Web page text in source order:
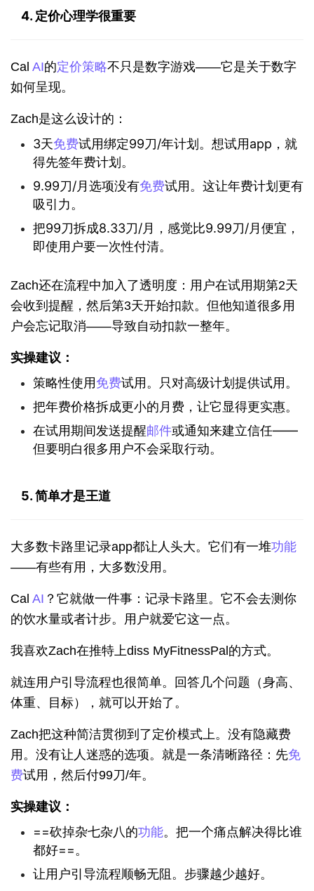
4. 定价心理学很重要
Cal AI的定价策略不只是数字游戏——它是关于数字
如何呈现。
Zach是这么设计的：
3天免费试用绑定99刀/年计划。想试用app，就
得先签年费计划。
9.99刀/月选项没有免费试用。这让年费计划更有
吸引力。
把99刀拆成8.33刀/月，感觉比9.99刀/月便宜，
即使用户要一次性付清。
Zach还在流程中加入了透明度：用户在试用期第2天
会收到提醒，然后第3天开始扣款。但他知道很多用
户会忘记取消——导致自动扣款一整年。
实操建议：
策略性使用免费试用。只对高级计划提供试用。
把年费价格拆成更小的月费，让它显得更实惠。
在试用期间发送提醒邮件或通知来建立信任——
但要明白很多用户不会采取行动。
5. 简单才是王道
大多数卡路里记录app都让人头大。它们有一堆功能
——有些有用，大多数没用。
Cal AI ？它就做一件事：记录卡路里。它不会去测你
的饮水量或者计步。用户就爱它这一点。
我喜欢Zach在推特上diss MyFitnessPal的方式。
就连用户引导流程也很简单。回答几个问题（身高、
体重、目标），就可以开始了。
Zach把这种简洁贯彻到了定价模式上。没有隐藏费
用。没有让人迷惑的选项。就是一条清晰路径：先免
费试用，然后付99刀/年。
实操建议：
==砍掉杂七杂八的功能。把一个痛点解决得比谁
都好==。
让用户引导流程顺畅无阻。步骤越少越好。